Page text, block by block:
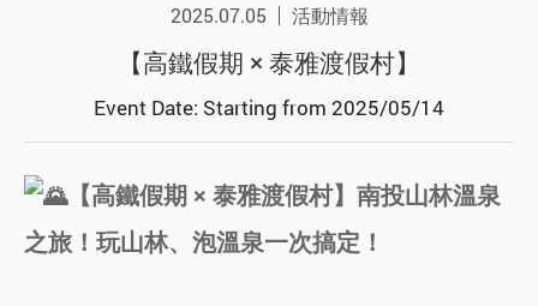
2025.07.05 活動情報
【高鐵假期 × 泰雅渡假村】
Event Date: Starting from 2025/05/14
【高鐵假期 × 泰雅渡假村】南投山林溫泉
之旅！玩山林、泡溫泉一次搞定！